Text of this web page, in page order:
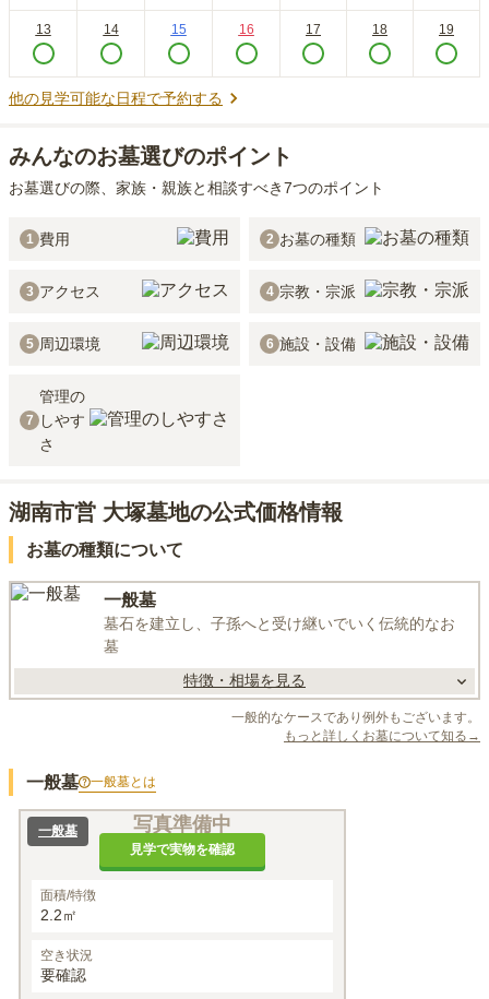
13 14 15 16 17 18 19
他の見学可能な日程で予約する
みんなのお墓選びのポイント
お墓選びの際、家族・親族と相談すべき7つのポイント
1 費用 2 お墓の種類
3 アクセス 4 宗教・宗派
5 周辺環境 6 施設・設備
7
管理の
しやす
さ
湖南市営 大塚墓地の公式価格情報
お墓の種類について
一般墓
墓石を建立し、子孫へと受け継いでいく伝統的なお
墓
特徴・相場を見る
一般的なケースであり例外もございます。
もっと詳しくお墓について知る→
一般墓 一般墓とは
写真準備中
見学で実物を確認
一般墓
面積/特徴
2.2㎡
空き状況
要確認